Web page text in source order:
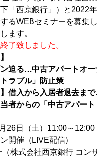
「西京銀行」）と2022
するWEBセミナーを募集
ます。
了致しました。
迫る…中古アパートオー
ラブル」防止策
借入から入居者退去ま
者からの「中古アパー
26日（土）11:00～
開催（LIVE配信）
（株式会社西京銀行 コン